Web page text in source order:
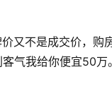
又不是成交价，
气我给你便宜50万。